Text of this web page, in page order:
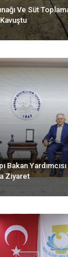
Ve Süt
Bakan
Ziyaret